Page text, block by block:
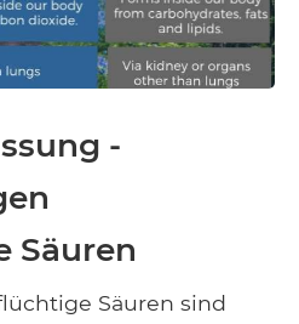
-
Säuren
Säuren sind